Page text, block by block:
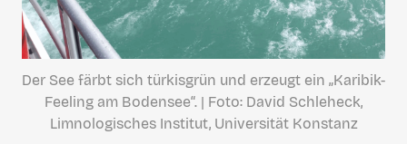
Der See färbt sich türkisgrün und erzeugt ein „Karibik-
Feeling am Bodensee“. | Foto: David Schleheck,
Limnologisches Institut, Universität Konstanz